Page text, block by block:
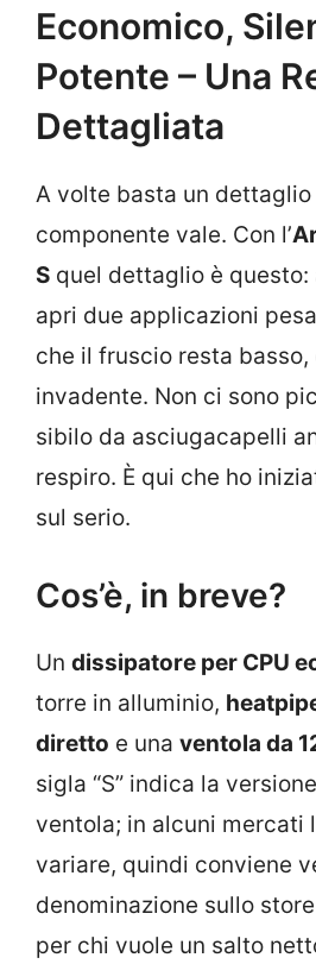
Economico,
Potente – Una
Dettagliata
A volte basta un
componente vale. Con l’
S quel dettaglio è questo:
apri due applicazioni
che il fruscio resta
invadente. Non ci sono
sibilo da asciugacapelli
respiro. È qui che ho
sul serio.
Cos’è, in breve?
Un dissipatore per CPU
torre in alluminio,
diretto e una ventola da
sigla “S” indica la
ventola; in alcuni mercati
variare, quindi conviene
denominazione sullo
per chi vuole un salto